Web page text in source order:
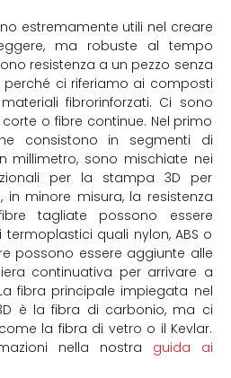
estremamente utili nel creare
ma robuste al tempo
resistenza a un pezzo senza
ci riferiamo ai composti
fibrorinforzati. Ci sono
o fibre continue. Nel primo
consistono in segmenti di
millimetro, sono mischiate nei
per la stampa 3D per
minore misura, la resistenza
tagliate possono essere
quali nylon, ABS o
possono essere aggiunte alle
continuativa per arrivare a
fibra principale impiegata nel
è la fibra di carbonio, ma ci
la fibra di vetro o il Kevlar.
nella nostra guida ai